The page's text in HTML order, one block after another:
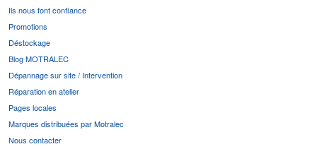
Ils nous font confiance
Promotions
Déstockage
Blog MOTRALEC
Dépannage sur site / Intervention
Réparation en atelier
Pages locales
Marques distribuées par Motralec
Nous contacter